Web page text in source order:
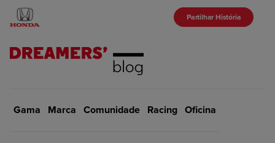
Partilhar História
Gama Marca Comunidade Racing Oficina
VOLTAR Início Marca